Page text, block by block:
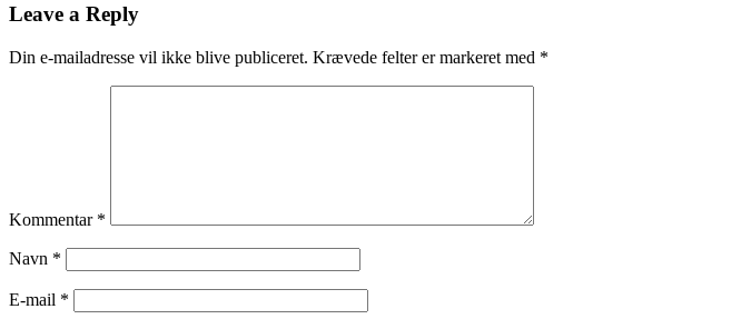
Leave a Reply
Din e-mailadresse vil ikke blive publiceret. Krævede felter er markeret med *
Kommentar *
Navn *
E-mail *